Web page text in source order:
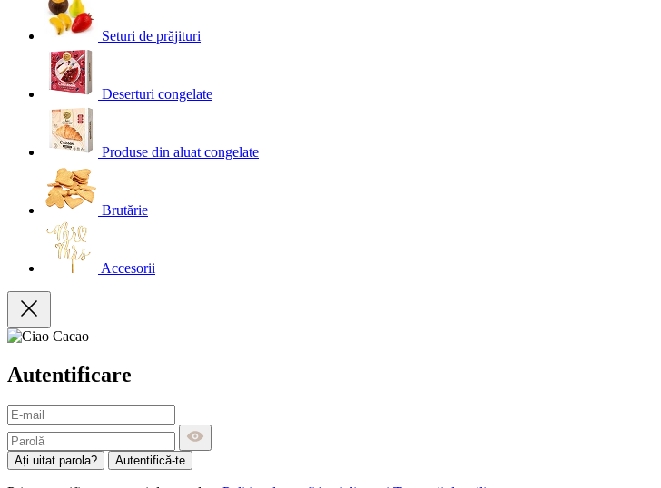
Seturi de prăjituri
Deserturi congelate
Produse din aluat congelate
Brutărie
Accesorii
Autentificare
Ați uitat parola? Autentifică-te